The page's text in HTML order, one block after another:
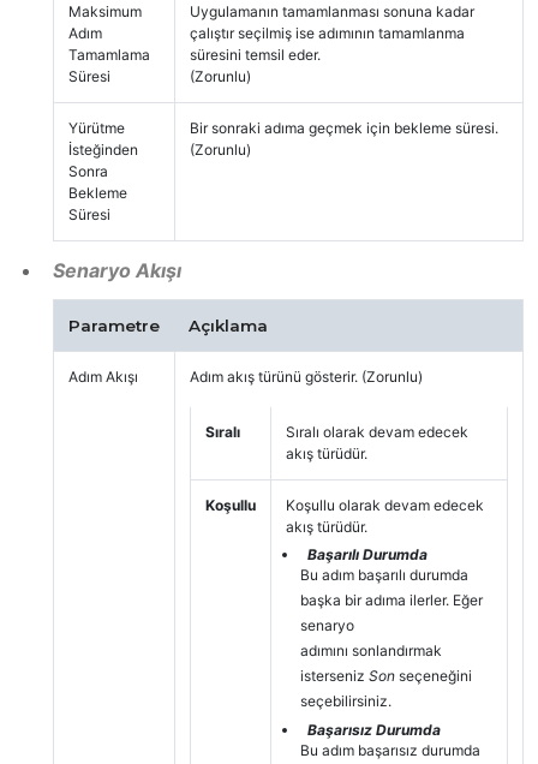
Maksimum
Adım
Tamamlama
Süresi
Uygulamanın tamamlanması sonuna kadar
çalıştır seçilmiş ise adımının tamamlanma
süresini temsil eder.
(Zorunlu)
Yürütme
İsteğinden
Sonra
Bekleme
Süresi
Bir sonraki adıma geçmek için bekleme süresi.
(Zorunlu)
Senaryo Akışı
Parametre Açıklama
Adım Akışı Adım akış türünü gösterir. (Zorunlu)
Sıralı
Sıralı olarak devam edecek
akış türüdür.
Koşullu
Koşullu olarak devam edecek
akış türüdür.
Başarılı Durumda
Bu adım başarılı durumda
başka bir adıma ilerler. Eğer
senaryo
adımını sonlandırmak
isterseniz Son seçeneğini
seçebilirsiniz.
Başarısız Durumda
Bu adım başarısız durumda